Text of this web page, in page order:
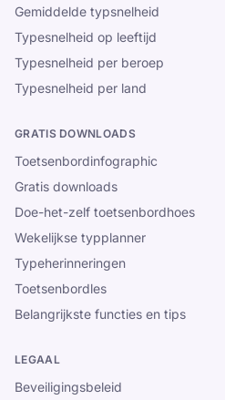
Gemiddelde typsnelheid
Typesnelheid op leeftijd
Typesnelheid per beroep
Typesnelheid per land
GRATIS DOWNLOADS
Toetsenbordinfographic
Gratis downloads
Doe-het-zelf toetsenbordhoes
Wekelijkse typplanner
Typeherinneringen
Toetsenbordles
Belangrijkste functies en tips
LEGAAL
Beveiligingsbeleid